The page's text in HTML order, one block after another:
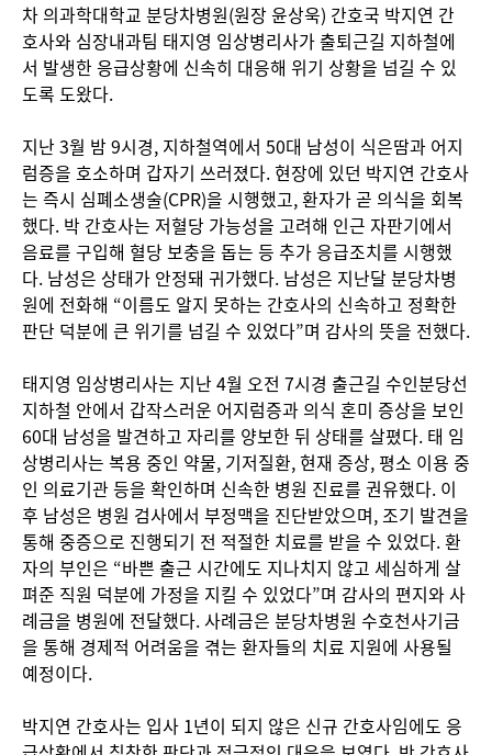
차 의과학대학교 분당차병원(원장 윤상욱) 간호국 박지연 간
호사와 심장내과팀 태지영 임상병리사가 출퇴근길 지하철에
서 발생한 응급상황에 신속히 대응해 위기 상황을 넘길 수 있
도록 도왔다.
지난 3월 밤 9시경, 지하철역에서 50대 남성이 식은땀과 어지
럼증을 호소하며 갑자기 쓰러졌다. 현장에 있던 박지연 간호사
는 즉시 심폐소생술(CPR)을 시행했고, 환자가 곧 의식을 회복
했다. 박 간호사는 저혈당 가능성을 고려해 인근 자판기에서
음료를 구입해 혈당 보충을 돕는 등 추가 응급조치를 시행했
다. 남성은 상태가 안정돼 귀가했다. 남성은 지난달 분당차병
원에 전화해 “이름도 알지 못하는 간호사의 신속하고 정확한
판단 덕분에 큰 위기를 넘길 수 있었다”며 감사의 뜻을 전했다.
태지영 임상병리사는 지난 4월 오전 7시경 출근길 수인분당선
지하철 안에서 갑작스러운 어지럼증과 의식 혼미 증상을 보인
60대 남성을 발견하고 자리를 양보한 뒤 상태를 살폈다. 태 임
상병리사는 복용 중인 약물, 기저질환, 현재 증상, 평소 이용 중
인 의료기관 등을 확인하며 신속한 병원 진료를 권유했다. 이
후 남성은 병원 검사에서 부정맥을 진단받았으며, 조기 발견을
통해 중증으로 진행되기 전 적절한 치료를 받을 수 있었다. 환
자의 부인은 “바쁜 출근 시간에도 지나치지 않고 세심하게 살
펴준 직원 덕분에 가정을 지킬 수 있었다”며 감사의 편지와 사
례금을 병원에 전달했다. 사례금은 분당차병원 수호천사기금
을 통해 경제적 어려움을 겪는 환자들의 치료 지원에 사용될
예정이다.
박지연 간호사는 입사 1년이 되지 않은 신규 간호사임에도 응